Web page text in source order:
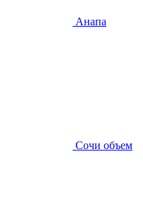
Анапа
Сочи объем